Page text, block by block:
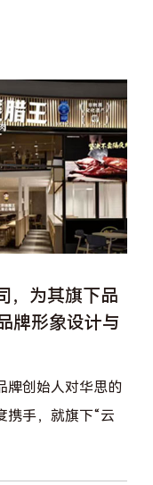
，为其旗下品
牌形象设计与
牌创始人对华思的
携手，就旗下“云